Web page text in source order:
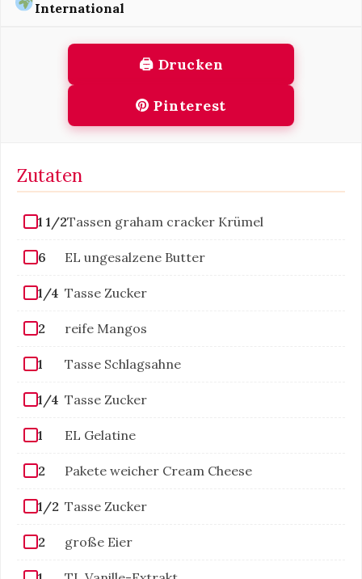
International
🖨 Drucken
Pinterest
Zutaten
1 1/2Tassen graham cracker Krümel
6 EL ungesalzene Butter
1/4 Tasse Zucker
2 reife Mangos
1 Tasse Schlagsahne
1/4 Tasse Zucker
1 EL Gelatine
2 Pakete weicher Cream Cheese
1/2 Tasse Zucker
2 große Eier